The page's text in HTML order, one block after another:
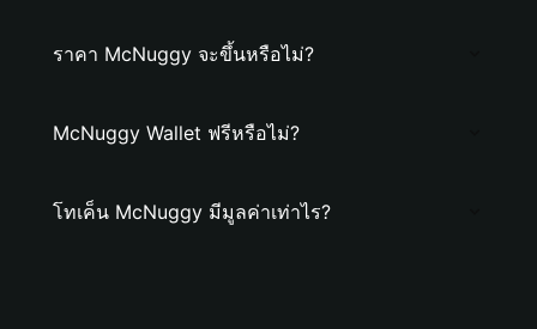
ราคา McNuggy จะขึ้นหรือไม่?
McNuggy Wallet ฟรีหรือไม่?
โทเค็น McNuggy มีมูลค่าเท่าไร?